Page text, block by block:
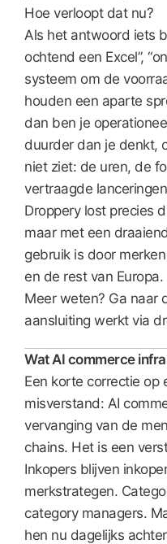
Hoe verloopt dat nu?
Als het antwoord iets
ochtend een Excel”,
systeem om de
houden een aparte
dan ben je
duurder dan je denkt,
niet ziet: de uren, de
vertraagde
Droppery lost precies
maar met een
gebruik is door
en de rest van Europa.
Meer weten? Ga naar
aansluiting werkt via
Wat AI commerce
Een korte correctie op
misverstand: AI
vervanging van de
chains. Het is een
Inkopers blijven
merkstrategen.
category managers.
hen nu dagelijks